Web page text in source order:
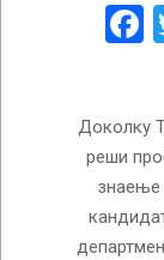
Доколку
реши
знаење